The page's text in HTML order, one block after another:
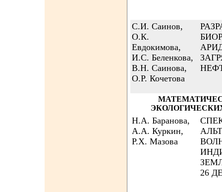
С.И. Саинов,
О.К.
Евдокимова,
И.С. Беленкова,
В.Н. Саинова,
О.Р. Кочетова
Н.А. Баранова,
А.А. Куркин,
Р.Х. Мазова
26